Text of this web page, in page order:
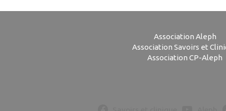
Association Aleph
Association Savoirs et
Association CP-Aleph